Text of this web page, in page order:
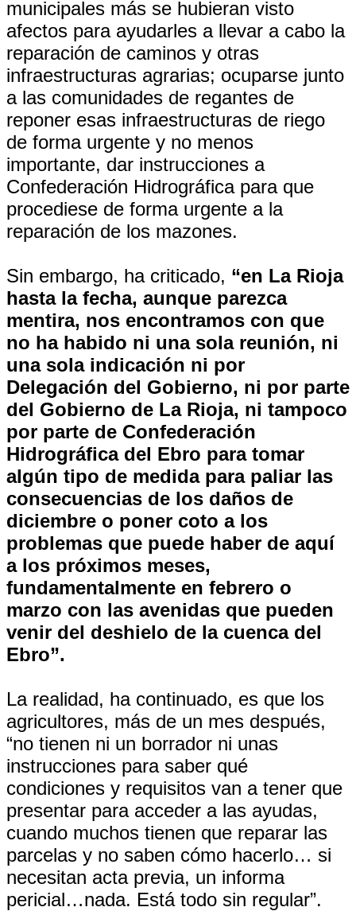
municipales más se hubieran visto
afectos para ayudarles a llevar a cabo la
reparación de caminos y otras
infraestructuras agrarias; ocuparse junto
a las comunidades de regantes de
reponer esas infraestructuras de riego
de forma urgente y no menos
importante, dar instrucciones a
Confederación Hidrográfica para que
procediese de forma urgente a la
reparación de los mazones.
Sin embargo, ha criticado, “en La Rioja
hasta la fecha, aunque parezca
mentira, nos encontramos con que
no ha habido ni una sola reunión, ni
una sola indicación ni por
Delegación del Gobierno, ni por parte
del Gobierno de La Rioja, ni tampoco
por parte de Confederación
Hidrográfica del Ebro para tomar
algún tipo de medida para paliar las
consecuencias de los daños de
diciembre o poner coto a los
problemas que puede haber de aquí
a los próximos meses,
fundamentalmente en febrero o
marzo con las avenidas que pueden
venir del deshielo de la cuenca del
Ebro”.
La realidad, ha continuado, es que los
agricultores, más de un mes después,
“no tienen ni un borrador ni unas
instrucciones para saber qué
condiciones y requisitos van a tener que
presentar para acceder a las ayudas,
cuando muchos tienen que reparar las
parcelas y no saben cómo hacerlo… si
necesitan acta previa, un informa
pericial…nada. Está todo sin regular”.